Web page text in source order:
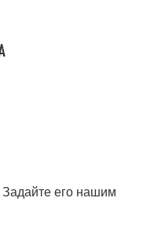
его нашим